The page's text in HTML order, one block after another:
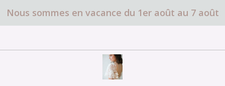
Nous sommes en vacance du 1er août au 7 août